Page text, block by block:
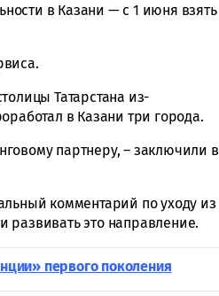
в Казани — с 1 июня взять
Татарстана из-
в Казани три города.
партнеру, – заключили в
комментарий по уходу из
развивать это направление.
первого поколения